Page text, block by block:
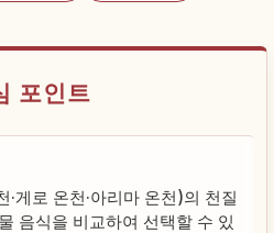
포인트
게로 온천·아리마 온천)의 천질
음식을 비교하여 선택할 수 있